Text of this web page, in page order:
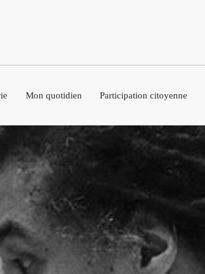
Mon quotidien Participation citoyenne